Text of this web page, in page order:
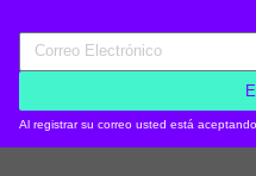
Al registrar su correo usted está